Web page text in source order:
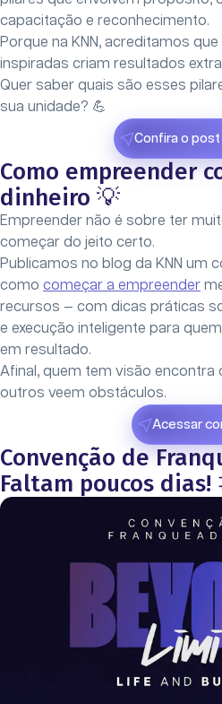
capacitação e reconhecimento.
Porque na KNN, acreditamos
inspiradas criam resultados
Quer saber quais são esses
sua unidade? 💪
Confira o
Como empreender
dinheiro 💡
Empreender não é sobre ter
começar do jeito certo.
Publicamos no blog da KNN um
como começar a empreender
recursos — com dicas práticas
e execução inteligente para
em resultado.
Afinal, quem tem visão encontra
outros veem obstáculos.
Acessar
Convenção de
Faltam poucos dias!